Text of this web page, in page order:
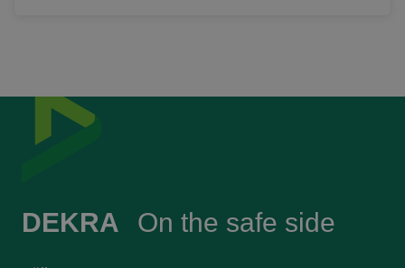
Sidfot
DEKRA On the safe side